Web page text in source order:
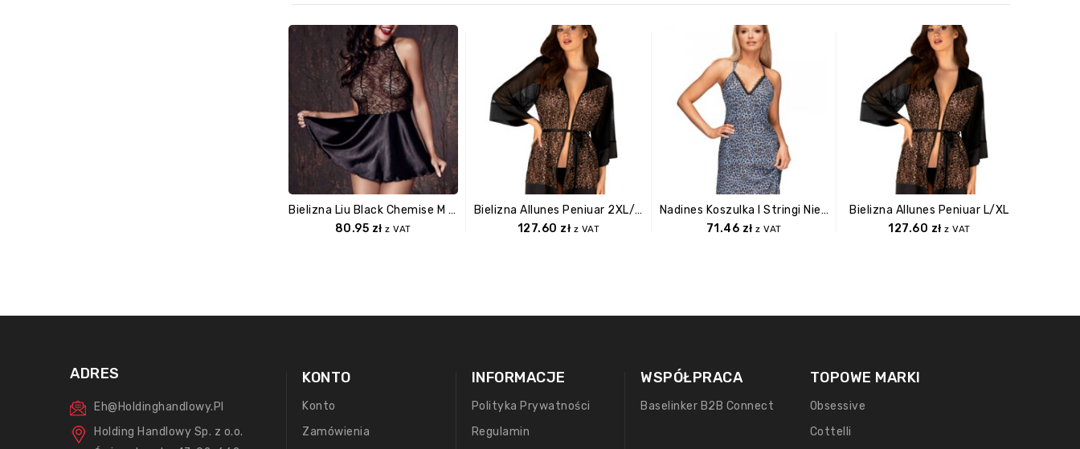
Bielizna Liu Black Chemise M (czarna Halka)
80.95 zł z VAT
Bielizna Allunes Peniuar 2XL/3XL
127.60 zł z VAT
Nadines Koszulka I Stringi Niebieska S/M
71.46 zł z VAT
Bielizna Allunes Peniuar L/XL
127.60 zł z VAT
ADRES
Eh@holdinghandlowy.pl
Holding Handlowy Sp. z o.o.
KONTO
Konto
Zamówienia
INFORMACJE
Polityka Prywatności
Regulamin
WSPÓŁPRACA
Baselinker B2B Connect
TOPOWE MARKI
Obsessive
Cottelli